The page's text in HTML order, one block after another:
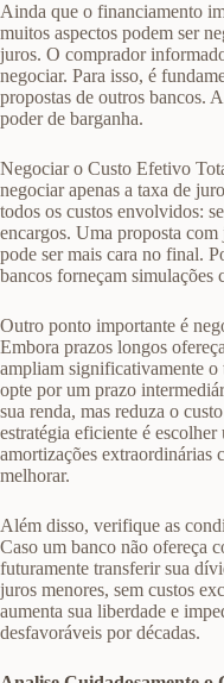
Ainda que o financiamento
muitos aspectos podem ser
juros. O comprador
negociar. Para isso, é
propostas de outros bancos.
poder de barganha.
Negociar o Custo Efetivo
negociar apenas a taxa de
todos os custos envolvidos:
encargos. Uma proposta
pode ser mais cara no final.
bancos forneçam simulações
Outro ponto importante é
Embora prazos longos
ampliam significativamente o
opte por um prazo
sua renda, mas reduza o
estratégia eficiente é
amortizações extraordinárias
melhorar.
Além disso, verifique as
Caso um banco não ofereça
futuramente transferir sua
juros menores, sem custos
aumenta sua liberdade e
desfavoráveis por décadas.